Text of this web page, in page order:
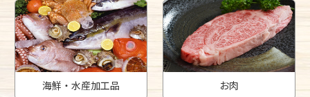
海鮮・水産加工品 お肉